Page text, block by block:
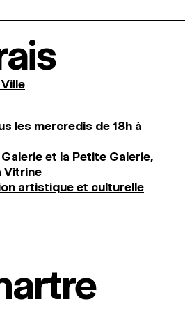
les mercredis de 18h à
et la Petite Galerie,
Vitrine
artistique et culturelle